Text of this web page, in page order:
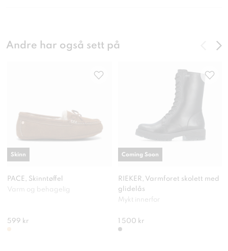
Andre har også sett på
PACE, Skinntøffel
Varm og behagelig
599 kr
Skinn
RIEKER, Varmforet skolett med
glidelås
Mykt innerfor
1 500 kr
Coming Soon